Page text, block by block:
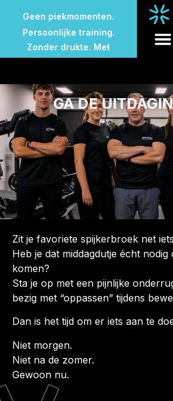
Geen piekmomenten.
Persoonlijke training.
Zonder drukte. Met
Geen wachttijden.
Geen piekmomenten.
GA DE
Zit je favoriete spijkerbroek net
Heb je dat middagdutje écht
komen?
Sta je op met een pijnlijke
bezig met “oppassen” tijdens
Dan is het tijd om er iets aan te
Niet morgen.
Niet na de zomer.
Gewoon nu.